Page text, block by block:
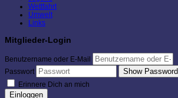
Wettfahrt
Umwelt
Links
Mitglieder-Login
Benutzername oder E-Mail
Passwort
Show Password
Erinnere Dich an mich
Einloggen